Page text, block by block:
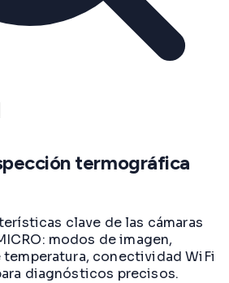
termográfica
clave de las cámaras
modos de imagen,
conectividad WiFi
diagnósticos precisos.